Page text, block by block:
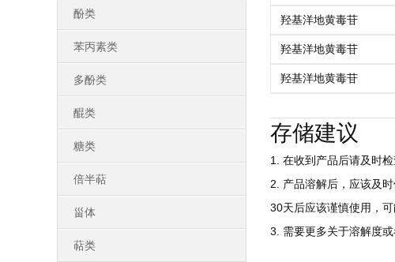
酚类
苯丙素类
多酚类
醌类
糖类
倍半萜
甾体
萜类
羟基洋地黄毒苷
羟基洋地黄毒苷
羟基洋地黄毒苷
存储建议
1. 在收到产品后请及时
2. 产品溶解后，应该及
30天后应该谨慎使用，可
3. 需要更多关于溶解度